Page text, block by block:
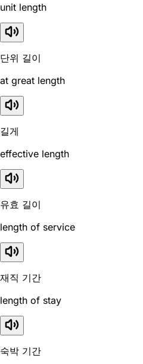
unit length
단위 길이
at great length
길게
effective length
유효 길이
length of service
재직 기간
length of stay
숙박 기간